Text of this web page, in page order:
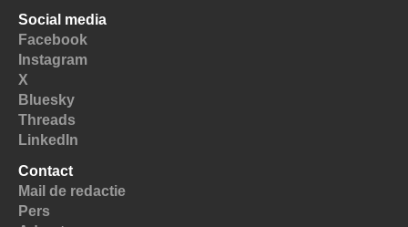
Social media
Facebook
Instagram
X
Bluesky
Threads
LinkedIn
Contact
Mail de redactie
Pers